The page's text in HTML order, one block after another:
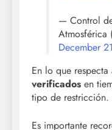
— Control
Atmosférica
December
En lo que respecta
verificados en
tipo de restricción.
Es importante